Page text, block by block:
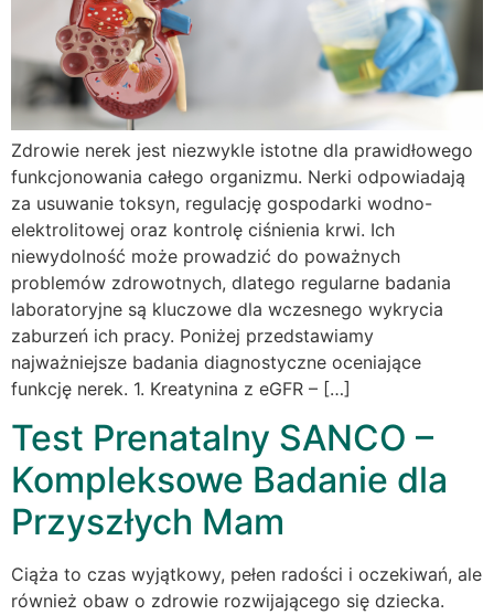
Zdrowie nerek jest niezwykle istotne dla prawidłowego
funkcjonowania całego organizmu. Nerki odpowiadają
za usuwanie toksyn, regulację gospodarki wodno-
elektrolitowej oraz kontrolę ciśnienia krwi. Ich
niewydolność może prowadzić do poważnych
problemów zdrowotnych, dlatego regularne badania
laboratoryjne są kluczowe dla wczesnego wykrycia
zaburzeń ich pracy. Poniżej przedstawiamy
najważniejsze badania diagnostyczne oceniające
funkcję nerek. 1. Kreatynina z eGFR – […]
Test Prenatalny SANCO –
Kompleksowe Badanie dla
Przyszłych Mam
Ciąża to czas wyjątkowy, pełen radości i oczekiwań, ale
również obaw o zdrowie rozwijającego się dziecka.